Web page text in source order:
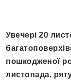
Увечері 20
пошкодженої
листопада,